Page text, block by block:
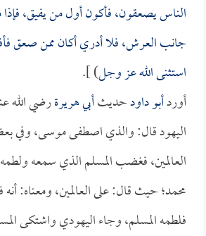
الناس يصعقون، فأكون أول من يفيق،
جانب العرش، فلا أدري أكان ممن صعق
استثنى الله عز وجل) ].
أوردأبو داودحديثأبي هريرةرضي الله
اليهود قال: والذي اصطفى موسى، وفي
العالمين، فغضب المسلم الذي سمعه
محمد؛ حيث قال: على العالمين، ومعناه:
فلطمه المسلم، وجاء اليهودي واشتكى